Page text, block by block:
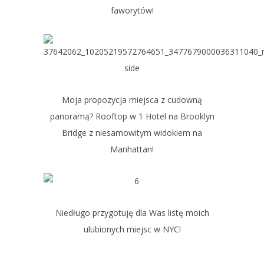
faworytów!
Moja propozycja miejsca z cudowną
panoramą? Rooftop w 1 Hotel na Brooklyn
Bridge z niesamowitym widokiem na
Manhattan!
Niedługo przygotuję dla Was listę moich
ulubionych miejsc w NYC!